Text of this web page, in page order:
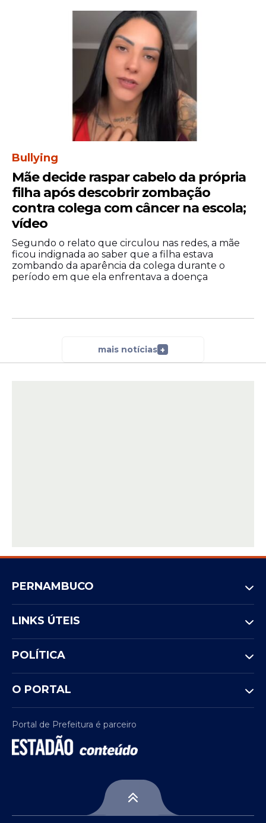
estômago ou da boca nas vias respiratórias.
Ele ficou internado na Unidade de Terapia
Intensiva (UTI) e foi para o quarto na
Estadão Conteúdo
Bullying
Mãe decide raspar cabelo da própria
filha após descobrir zombação
contra colega com câncer na escola;
vídeo
Segundo o relato que circulou nas redes, a mãe
ficou indignada ao saber que a filha estava
zombando da aparência da colega durante o
período em que ela enfrentava a doença
mais notícias +
PERNAMBUCO
LINKS ÚTEIS
POLÍTICA
O PORTAL
Portal de Prefeitura é parceiro